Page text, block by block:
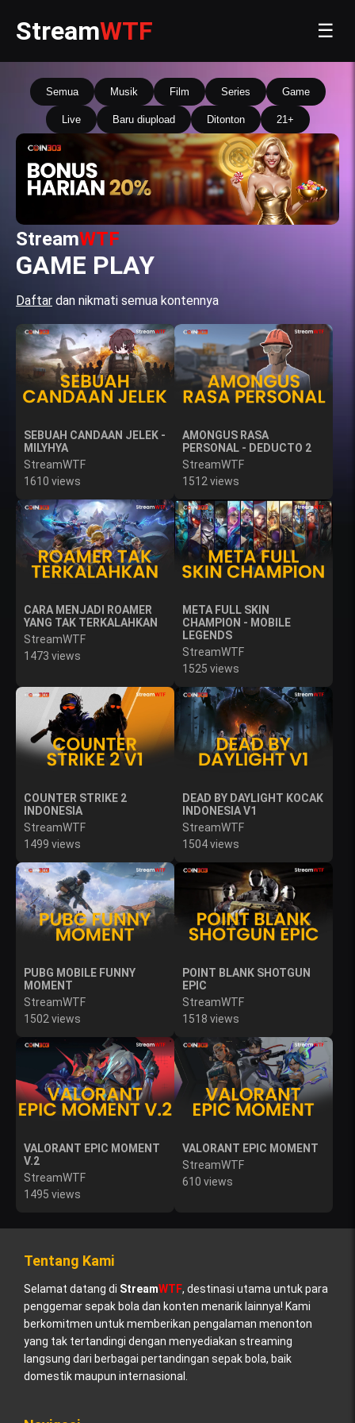
StreamWTF ☰
Semua Musik Film Series Game
Live Baru diupload Ditonton 21+
StreamWTF
GAME PLAY
Daftar dan nikmati semua kontennya
SEBUAH CANDAAN JELEK -
MILYHYA
StreamWTF
1610 views
AMONGUS RASA
PERSONAL - DEDUCTO 2
StreamWTF
1512 views
CARA MENJADI ROAMER
YANG TAK TERKALAHKAN
StreamWTF
1473 views
META FULL SKIN
CHAMPION - MOBILE
LEGENDS
StreamWTF
1525 views
COUNTER STRIKE 2
INDONESIA
StreamWTF
1499 views
DEAD BY DAYLIGHT KOCAK
INDONESIA V1
StreamWTF
1504 views
PUBG MOBILE FUNNY
MOMENT
StreamWTF
1502 views
POINT BLANK SHOTGUN
EPIC
StreamWTF
1518 views
VALORANT EPIC MOMENT
V.2
StreamWTF
1495 views
VALORANT EPIC MOMENT
StreamWTF
610 views
Tentang Kami
Selamat datang di StreamWTF, destinasi utama untuk para
penggemar sepak bola dan konten menarik lainnya! Kami
berkomitmen untuk memberikan pengalaman menonton
yang tak tertandingi dengan menyediakan streaming
langsung dari berbagai pertandingan sepak bola, baik
domestik maupun internasional.